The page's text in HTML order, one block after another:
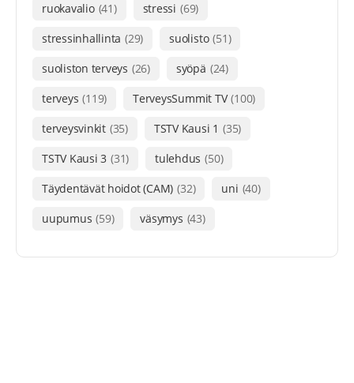
ruokavalio (41) stressi (69)
stressinhallinta (29) suolisto (51)
suoliston terveys (26) syöpä (24)
terveys (119) TerveysSummit TV (100)
terveysvinkit (35) TSTV Kausi 1 (35)
TSTV Kausi 3 (31) tulehdus (50)
Täydentävät hoidot (CAM) (32) uni (40)
uupumus (59) väsymys (43)